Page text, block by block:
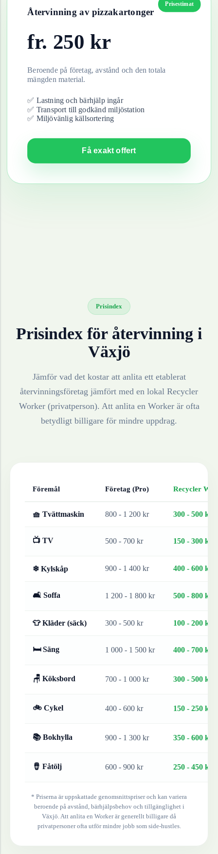
Prisestimat
Återvinning av pizzakartonger
fr. 250 kr
Beroende på företag, avstånd och den totala
mängden material.
✅ Lastning och bärhjälp ingår
✅ Transport till godkänd miljöstation
✅ Miljövänlig källsortering
Få exakt offert
Prisindex
Prisindex för återvinning i
Växjö
Jämför vad det kostar att anlita ett etablerat
återvinningsföretag jämfört med en lokal Recycler
Worker (privatperson). Att anlita en Worker är ofta
betydligt billigare för mindre uppdrag.
Föremål Företag (Pro) Recycler
🧺 Tvättmaskin 800 - 1 200 kr 300 - 500 kr
📺 TV 500 - 700 kr 150 - 300 kr
❄ Kylskåp 900 - 1 400 kr 400 - 600 kr
🛋 Soffa 1 200 - 1 800 kr 500 - 800 kr
👕 Kläder (säck) 300 - 500 kr 100 - 200 kr
🛏 Säng 1 000 - 1 500 kr 400 - 700 kr
🪑 Köksbord 700 - 1 000 kr 300 - 500 kr
🚲 Cykel 400 - 600 kr 150 - 250 kr
📚 Bokhylla 900 - 1 300 kr 350 - 600 kr
🪘 Fåtölj 600 - 900 kr 250 - 450 kr
* Priserna är uppskattade genomsnittspriser och kan variera
beroende på avstånd, bärhjälpsbehov och tillgänglighet i
Växjö. Att anlita en Worker är generellt billigare då
privatpersoner ofta utför mindre jobb som side-hustles.